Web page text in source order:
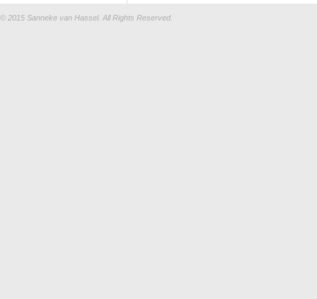
© 2015 Sanneke van Hassel. All Rights Reserved.